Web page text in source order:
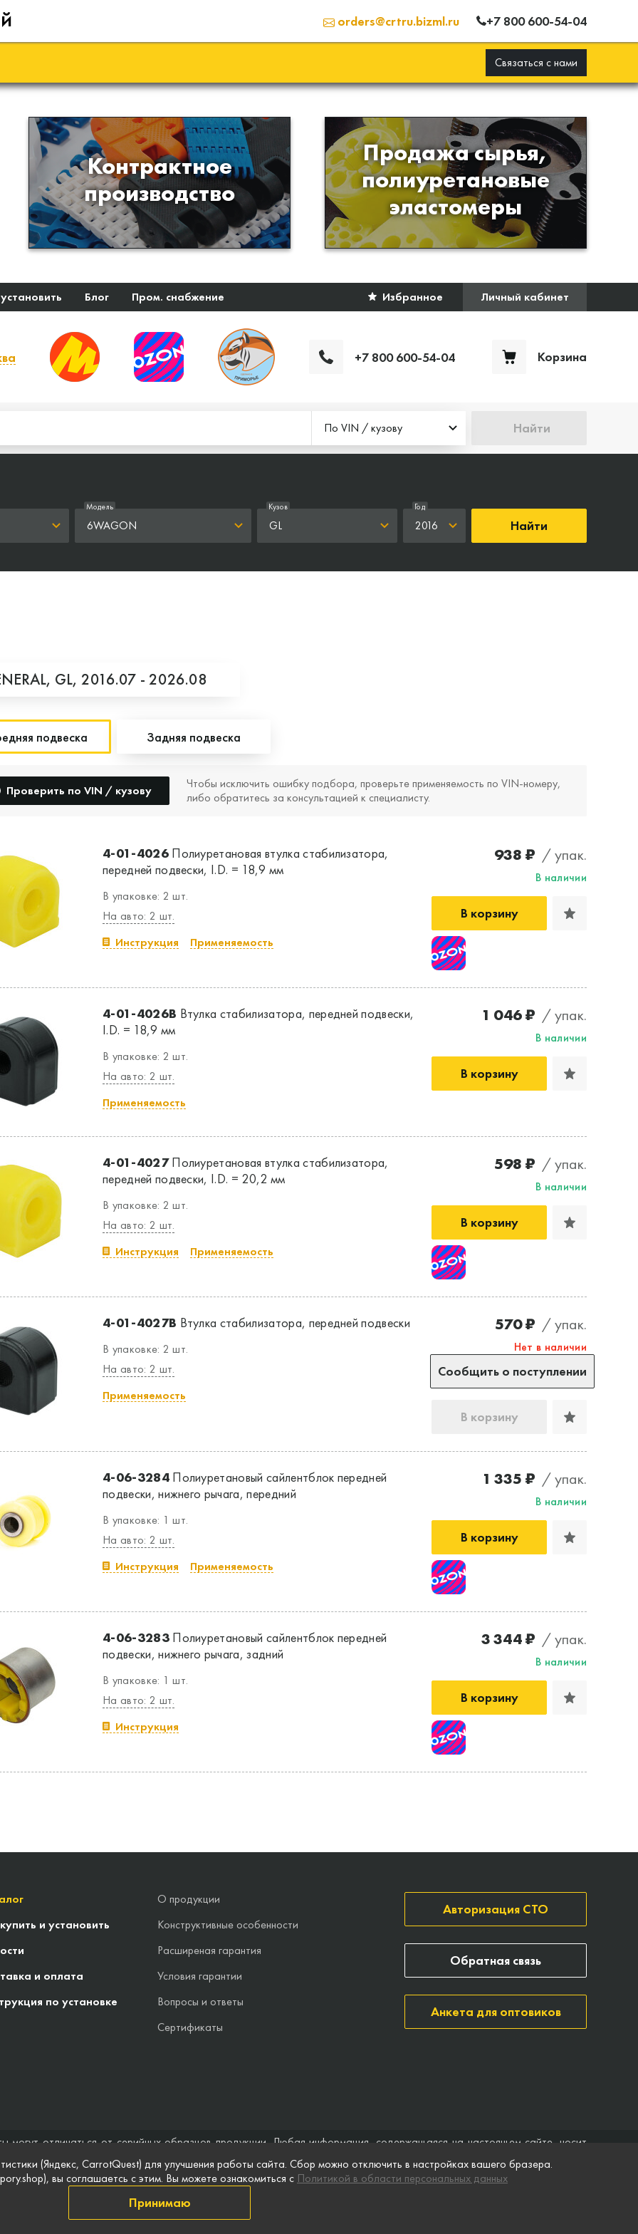
orders@crtru.bizml.ru +7 800 600-54-04
Связаться с нами
Контрактное
производство
Производство изделий из
пластиков и полимеров по
образцам либо чертежам
заказчика
Продажа сырья,
полиуретановые
эластомеры
Продажа сырья для
производства изделий из
полиуретана
Блог Пром. снабжение Избранное Личный кабинет
+7 800 600-54-04 Корзина
По VIN / кузову Найти
6WAGON
Модель
GL
Кузов
2016
Год
Найти
GL, 2016.07 - 2026.08
подвеска Задняя подвеска
Проверить по VIN / кузову
Чтобы исключить ошибку подбора, проверьте применяемость по VIN‑номеру,
либо обратитесь за консультацией к специалисту.
4-01-4026Полиуретановая втулка стабилизатора,
передней подвески, I.D. = 18,9 мм
В упаковке: 2 шт.
На авто: 2 шт.
Инструкция
Применяемость
938 ₽ / упак.
В наличии
В корзину
4-01-4026B Втулка стабилизатора, передней подвески,
I.D. = 18,9 мм
В упаковке: 2 шт.
На авто: 2 шт.
Применяемость
1 046 ₽ / упак.
В наличии
В корзину
4-01-4027Полиуретановая втулка стабилизатора,
передней подвески, I.D. = 20,2 мм
В упаковке: 2 шт.
На авто: 2 шт.
Инструкция
Применяемость
598 ₽ / упак.
В наличии
В корзину
4-01-4027B Втулка стабилизатора, передней подвески
В упаковке: 2 шт.
На авто: 2 шт.
Применяемость
570 ₽ / упак.
Нет в наличии
Сообщить о поступлении
В корзину
4-06-3284Полиуретановый сайлентблок передней
подвески, нижнего рычага, передний
В упаковке: 1 шт.
На авто: 2 шт.
Инструкция
Применяемость
1 335 ₽ / упак.
В наличии
В корзину
4-06-3283Полиуретановый сайлентблок передней
подвески, нижнего рычага, задний
В упаковке: 1 шт.
На авто: 2 шт.
Инструкция
3 344 ₽ / упак.
В наличии
В корзину
и установить
и оплата
по установке
О продукции
Конструктивные особенности
Расширеная гарантия
Условия гарантии
Вопросы и ответы
Сертификаты
Авторизация СТО
Анкета для оптовиков
Обратная связь
могут отличаться от серийных образцов продукции. Любая информация, содержащаяся на настоящем сайте, носит
не может быть расценена как предложение заключить договор (публичная оферта). Компания Точка опоры
полноты информации на веб-сайте, а также по поводу беспрепятственного доступа к нему в любое время. Технические
приведены для примера и могут быть изменены в любое время без предварительного уведомления.
(Яндекс, CarrotQuest) для улучшения работы сайта. Сбор можно отключить в настройках вашего бразера.
вы соглашаетсь с этим. Вы можете ознакомиться с Политикой в области персональных данных
Принимаю